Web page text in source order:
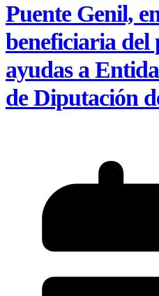
Puente Genil,
beneficiaria del
ayudas a
de Diputación